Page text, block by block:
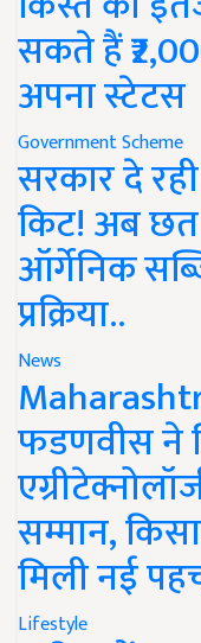
सकते हैं
अपना स्टेटस
Government Scheme
सरकार दे
किट! अब छत
ऑर्गेनिक
प्रक्रिया..
News
फडणवीस ने
सम्मान,
मिली नई
Lifestyle